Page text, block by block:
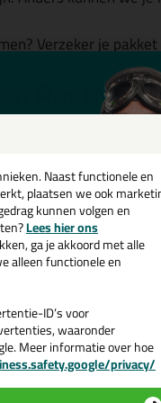
Verzeker je
PostNL
Naast functionele en
plaatsen we ook
kunnen volgen en
Lees hier ons
ga je akkoord met alle
alleen functionele en
ID’s voor
waaronder
Meer informatie over hoe
privacy/